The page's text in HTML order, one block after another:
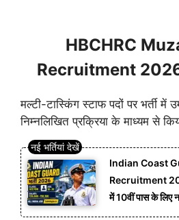
HBCHRC
Recruitment 2026
मल्टी-टास्किंग स्टाफ पदों पर भर्ती में
निम्नलिखित प्रक्रिया के माध्यम से
Indian Coast
Recruitment
में 10वीं पास के लिए